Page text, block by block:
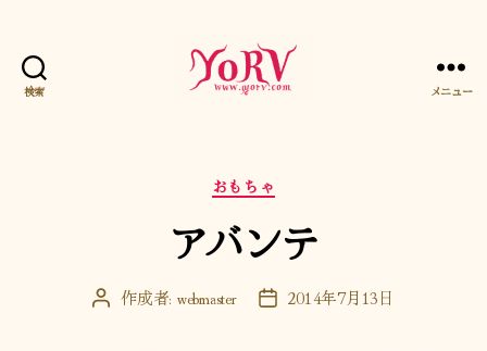
検索 メニュー
カ
テ
ゴ
リ
おもちゃ
アバンテ
投 作成者: webmaster
投 2014年7月13日